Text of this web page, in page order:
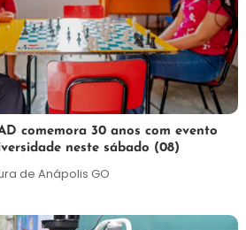
comemora 30 anos com evento
neste sábado (08)
de Anápolis GO